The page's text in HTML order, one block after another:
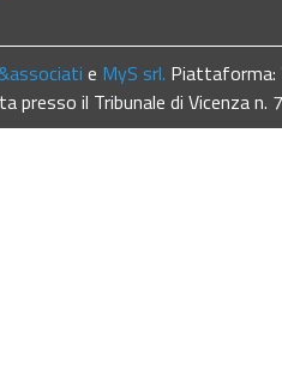
e MyS srl. Piattaforma:
presso il Tribunale di Vicenza n.